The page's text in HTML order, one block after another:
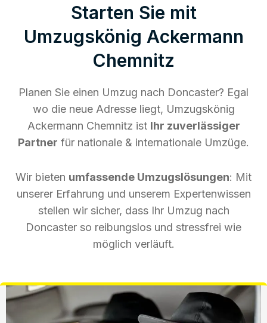
Starten Sie mit
Umzugskönig Ackermann
Chemnitz
Planen Sie einen Umzug nach Doncaster? Egal
wo die neue Adresse liegt, Umzugskönig
Ackermann Chemnitz ist Ihr zuverlässiger
Partner für nationale & internationale Umzüge.
Wir bieten umfassende Umzugslösungen: Mit
unserer Erfahrung und unserem Expertenwissen
stellen wir sicher, dass Ihr Umzug nach
Doncaster so reibungslos und stressfrei wie
möglich verläuft.